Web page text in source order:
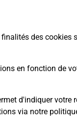
des cookies
en fonction de
d'indiquer votre
via notre